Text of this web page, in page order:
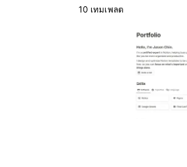
10 เทมเพลต